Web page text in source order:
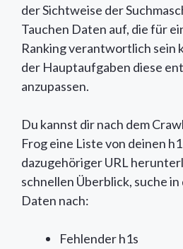
der Sichtweise der
Tauchen Daten auf, die für
Ranking verantwortlich sein
der Hauptaufgaben diese
anzupassen.
Du kannst dir nach dem
Frog eine Liste von deinen
dazugehöriger URL
schnellen Überblick, suche
Daten nach:
Fehlender h1s